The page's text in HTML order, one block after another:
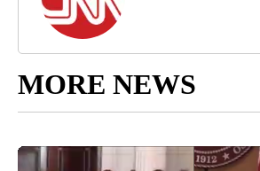
MORE NEWS